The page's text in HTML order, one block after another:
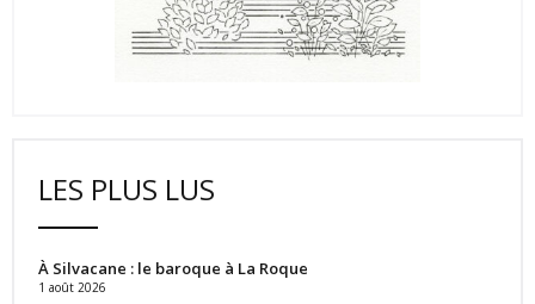
LES PLUS LUS
À Silvacane : le baroque à La Roque
1 août 2026